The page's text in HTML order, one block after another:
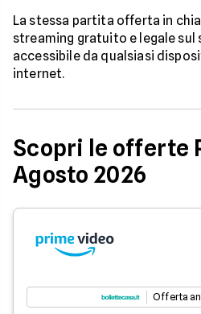
La stessa partita offerta in
streaming gratuito e legale
accessibile da qualsiasi
internet.
Scopri le offerte
Agosto 2026
Offerta